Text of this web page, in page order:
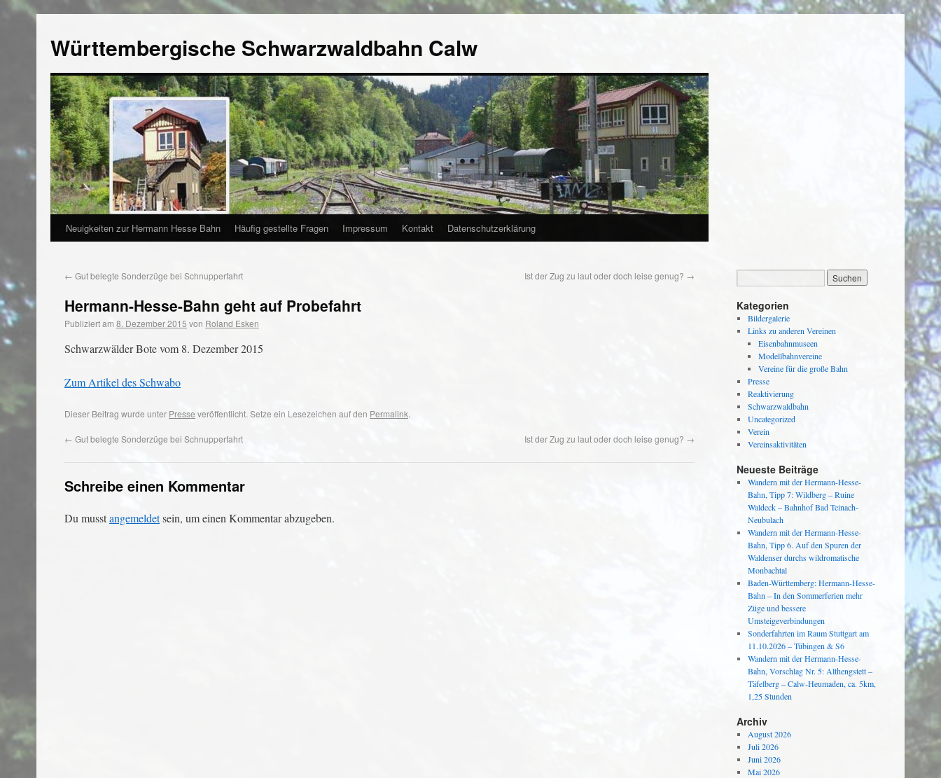
Württembergische Schwarzwaldbahn Calw
Neuigkeiten zur Hermann Hesse Bahn Häufig gestellte Fragen Impressum Kontakt Datenschutzerklärung
← Gut belegte Sonderzüge bei Schnupperfahrt Ist der Zug zu laut oder doch leise genug? →
Hermann-Hesse-Bahn geht auf Probefahrt
Publiziert am 8. Dezember 2015 von Roland Esken
Schwarzwälder Bote vom 8. Dezember 2015
Zum Artikel des Schwabo
Dieser Beitrag wurde unter Presse veröffentlicht. Setze ein Lesezeichen auf den Permalink.
← Gut belegte Sonderzüge bei Schnupperfahrt Ist der Zug zu laut oder doch leise genug? →
Schreibe einen Kommentar
Du musstangemeldetsein, um einen Kommentar abzugeben.
Kategorien
Bildergalerie
Links zu anderen Vereinen
Eisenbahnmuseen
Modellbahnvereine
Vereine für die große Bahn
Presse
Reaktivierung
Schwarzwaldbahn
Uncategorized
Verein
Vereinsaktivitäten
Neueste Beiträge
Wandern mit der Hermann-Hesse-
Bahn, Tipp 7: Wildberg – Ruine
Waldeck – Bahnhof Bad Teinach-
Neubulach
Wandern mit der Hermann-Hesse-
Bahn, Tipp 6. Auf den Spuren der
Waldenser durchs wildromatische
Monbachtal
Baden-Württemberg: Hermann-Hesse-
Bahn – In den Sommerferien mehr
Züge und bessere
Umsteigeverbindungen
Sonderfahrten im Raum Stuttgart am
11.10.2026 – Tübingen & S6
Wandern mit der Hermann-Hesse-
Bahn, Vorschlag Nr. 5: Althengstett –
Täfelberg – Calw-Heumaden, ca. 5km,
1,25 Stunden
Archiv
August 2026
Juli 2026
Juni 2026
Mai 2026